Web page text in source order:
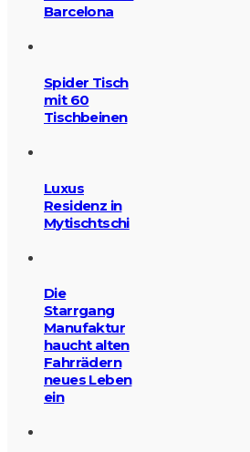
Barcelona
Spider Tisch
mit 60
Tischbeinen
Luxus
Residenz in
Mytischtschi
Die
Starrgang
Manufaktur
haucht alten
Fahrrädern
neues Leben
ein